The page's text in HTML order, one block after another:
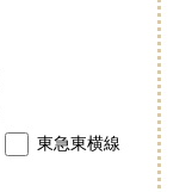
東急東横線